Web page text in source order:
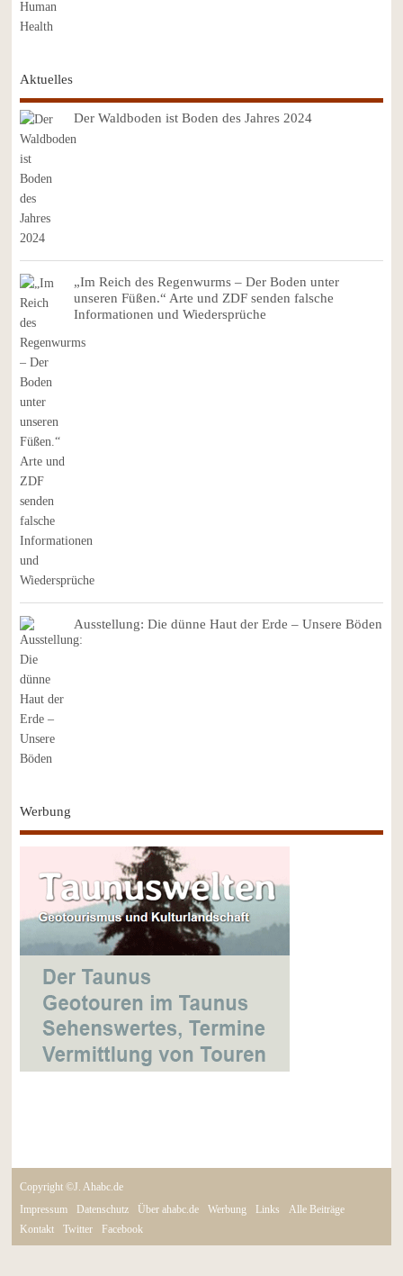
Aktuelles
Der Waldboden ist Boden des Jahres 2024
„Im Reich des Regenwurms – Der Boden unter
unseren Füßen.“ Arte und ZDF senden falsche
Informationen und Wiedersprüche
Ausstellung: Die dünne Haut der Erde – Unsere Böden
Werbung
Copyright ©J. Ahabc.de
Impressum
Datenschutz Über ahabc.de Werbung Links
Alle Beiträge
Kontakt
Twitter Facebook